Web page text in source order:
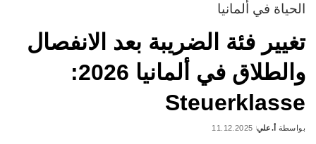
الحياة في ألمانيا
تغيير فئة الضريبة بعد الانفصال
والطلاق في ألمانيا 2026:
Steuerklasse
Posted
بواسطة أ.علي 11.12.2025